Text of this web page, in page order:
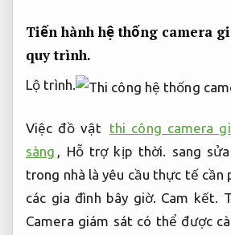
Tiến hành hệ thống camera
quy trình.
Lộ trình.
Việc đồ vật
thi công camera
sàng
Hỗ trợ kịp thời.
sang
trong nhà là yêu cầu thực tế cần
các gia đình bây giờ. Cam kết.
Camera giám sát có thể được